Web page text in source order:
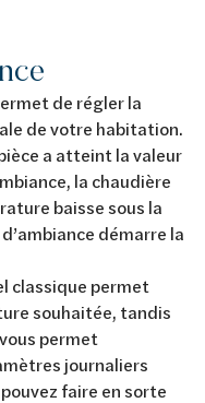
de régler la
de votre habitation.
a atteint la valeur
la chaudière
baisse sous la
démarre la
classique permet
souhaitée, tandis
permet
journaliers
faire en sorte